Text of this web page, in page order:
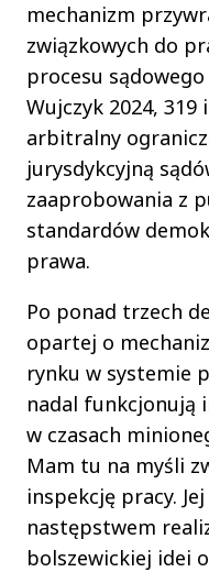
mechanizm
związkowych do
procesu sądowego
Wujczyk 2024,
arbitralny
jurysdykcyjną
zaaprobowania z
standardów
prawa.
Po ponad trzech
opartej o
rynku w systemie
nadal funkcjonują
w czasach
Mam tu na myśli
inspekcję pracy.
następstwem
bolszewickiej idei